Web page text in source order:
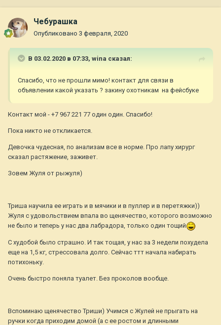
Чебурашка
Опубликовано 3 февраля, 2020
В 03.02.2020 в 07:33, wina сказал:
Спасибо, что не прошли мимо! контакт для связи в
объявлении какой указать ? закину охотникам на фейсбуке
Контакт мой - +7 967 221 77 один один. Спасибо!
Пока никто не откликается.
Девочка чудесная, по анализам все в норме. Про лапу хирург
сказал растяжение, заживет.
Зовем Жуля от рыжуля)
Триша научила ее играть и в мячики и в пуллер и в перетяжки))
Жуля с удовольствием впала во щенячество, которого возможно
не было и теперь у нас два лабрадора, только один тощий
С худобой было страшно. И так тощая, у нас за 3 недели похудела
еще на 1,5 кг, стрессовала долго. Сейчас ттт начала набирать
потихоньку.
Очень быстро поняла туалет. Без проколов вообще.
Вспоминаю щенячество Триши) Учимся с Жулей не прыгать на
ручки когда приходим домой (а с ее ростом и длинными